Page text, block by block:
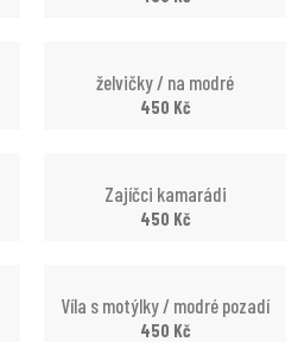
želvičky / na modré
450 Kč
Zajíčci kamarádi
450 Kč
Víla s motýlky / modré pozadí
450 Kč